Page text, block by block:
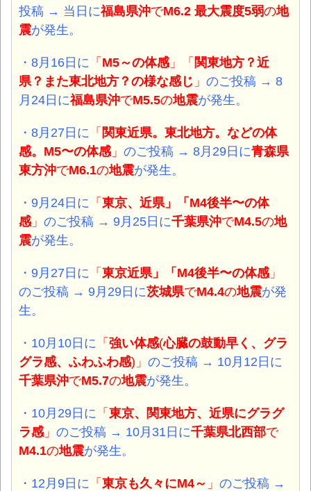
投稿 → 当日に福島県沖でM6.2 最大震度5弱の地
震が発生。
・8月16日に 「 M5～の体感 」 「 関東地方？近
県？また東北地方？の様な感じ 」 のご投稿 → 8
月24日に福島県沖でM5.5の地震が発生。
・8月27日に 「 関東近県。東北地方。などの体
感。M5〜の体感 」 のご投稿 → 8月29日に青森県
東方沖でM6.1の地震が発生。
・9月24日に 「 東京、近県」「M4後半〜の体
感 」 のご投稿 → 9月25日に千葉県沖でM4.5の地
震が発生。
・9月27日に 「 東京近県」「M4後半〜の体感 」
のご投稿 → 9月29日に茨城県でM4.4の地震が発
生。
・10月10日に 「 強い体感(心臓の鼓動早く、 グラ
グラ感、 ふわふわ感)」 のご投稿 → 10月12日に
千葉県沖でM5.7の地震が発生。
・10月29日に 「 東京、関東地方、近県にグラグ
ラ感 」 のご投稿 → 10月31日に千葉県北西部で
M4.1の地震が発生。
・12月9日に 「 東京も久々にM4～ 」 のご投稿 →